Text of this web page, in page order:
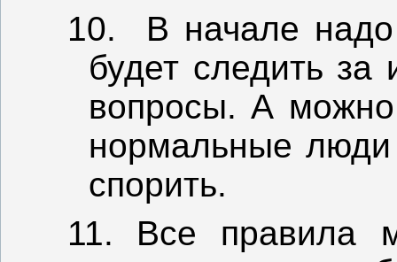
10.
В начале
будет следить
вопросы. А
нормальные люди
спорить.
11.
Все правила